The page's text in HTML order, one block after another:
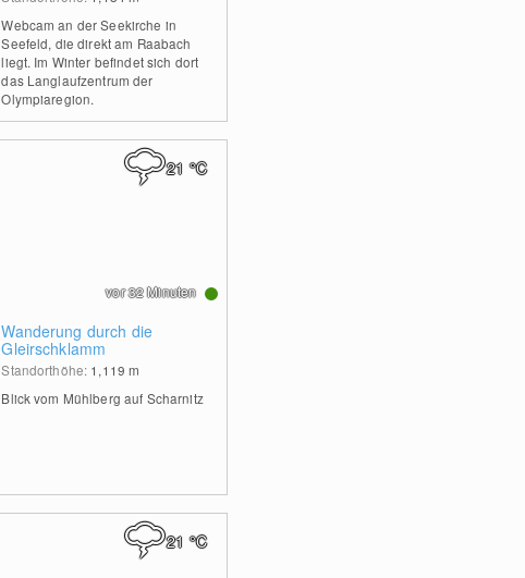
Webcam an der Seekirche in
Seefeld, die direkt am Raabach
liegt. Im Winter befindet sich dort
das Langlaufzentrum der
Olympiaregion.
Wanderung durch die
Gleirschklamm
Standorthöhe: 1,119m
Blick vom Mühlberg auf Scharnitz
21°C
vor 32 Minuten
21°C